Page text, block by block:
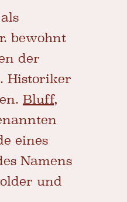
bewohnt
der
Historiker
Bluff,
eines
Namens
und